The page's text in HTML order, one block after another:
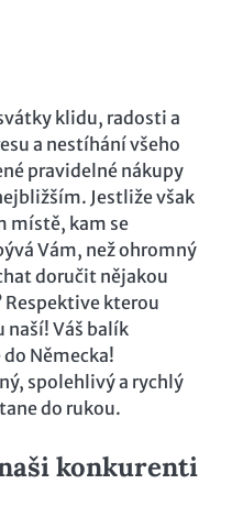
klidu, radosti a
a nestíhání všeho
pravidelné nákupy
Jestliže však
místě, kam se
Vám, než ohromný
doručit nějakou
Respektive kterou
naší! Váš balík
Německa!
spolehlivý a rychlý
do rukou.
konkurenti